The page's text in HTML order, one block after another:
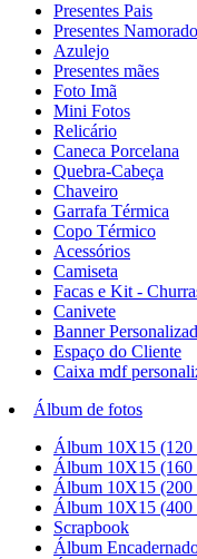
Presentes Pais
Presentes
Azulejo
Presentes mães
Foto Imã
Mini Fotos
Relicário
Caneca Porcelana
Quebra-Cabeça
Chaveiro
Garrafa Térmica
Copo Térmico
Acessórios
Camiseta
Facas e Kit -
Canivete
Banner
Espaço do Cliente
Caixa mdf
Álbum de fotos
Álbum 10X15 (120
Álbum 10X15 (160
Álbum 10X15 (200
Álbum 10X15 (400
Scrapbook
Álbum